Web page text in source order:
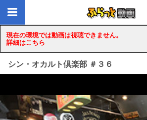
現在の環境では動画は視聴できません。
詳細はこちら
シン・オカルト倶楽部 ＃３６